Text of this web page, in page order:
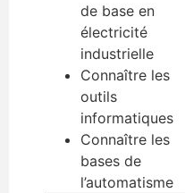
de base en
électricité
industrielle
Connaître les
outils
informatiques
Connaître les
bases de
l’automatisme